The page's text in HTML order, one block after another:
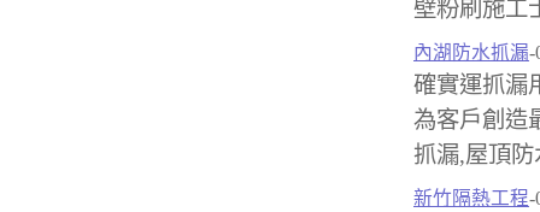
壁粉刷施工
內湖防水抓漏-
確實運抓漏
為客戶創造
抓漏,屋頂
新竹隔熱工程-